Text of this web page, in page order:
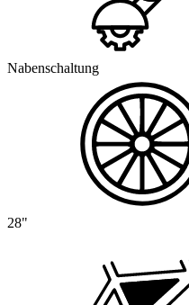
Nabenschaltung
28"